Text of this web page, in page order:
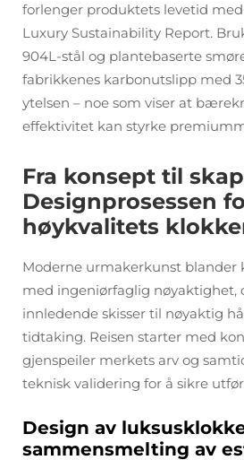
forlenger produktets levetid med
Luxury Sustainability Report.
904L-stål og plantebaserte
fabrikkenes karbonutslipp med
ytelsen – noe som viser at
effektivitet kan styrke
Fra konsept til
Designprosessen
høykvalitets
Moderne urmakerkunst blander
med ingeniørfaglig nøyaktighet,
innledende skisser til nøyaktig
tidtaking. Reisen starter med
gjenspeiler merkets arv og
teknisk validering for å sikre
Design av
sammensmelting av